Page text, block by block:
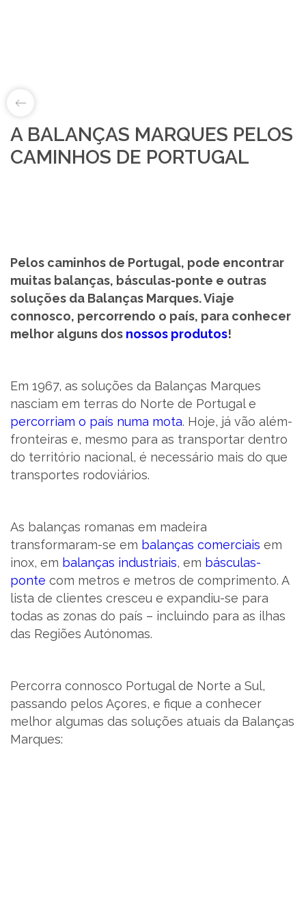
LAB&ID
SOBRE NÓS
LOJA ONLINE
SUPORTE
PARCEIROS
NOTÍCIAS
CONTACTOS
BLOG
LIVRO DE RECLAMAÇÕES
A BALANÇAS MARQUES PELOS
CAMINHOS DE PORTUGAL
Pelos caminhos de Portugal, pode encontrar
muitas balanças, básculas-ponte e outras
soluções da Balanças Marques. Viaje
connosco, percorrendo o país, para conhecer
melhor alguns dos nossos produtos!
Em 1967, as soluções da Balanças Marques
nasciam em terras do Norte de Portugal e
percorriam o país numa mota. Hoje, já vão além-
fronteiras e, mesmo para as transportar dentro
do território nacional, é necessário mais do que
transportes rodoviários.
As balanças romanas em madeira
transformaram-se em balanças comerciais em
inox, em balanças industriais, em básculas-
ponte com metros e metros de comprimento. A
lista de clientes cresceu e expandiu-se para
todas as zonas do país – incluindo para as ilhas
das Regiões Autónomas.
Percorra connosco Portugal de Norte a Sul,
passando pelos Açores, e fique a conhecer
melhor algumas das soluções atuais da Balanças
Marques: